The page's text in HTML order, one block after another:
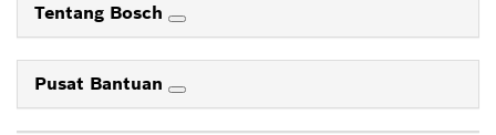
Tentang Bosch
Pusat Bantuan